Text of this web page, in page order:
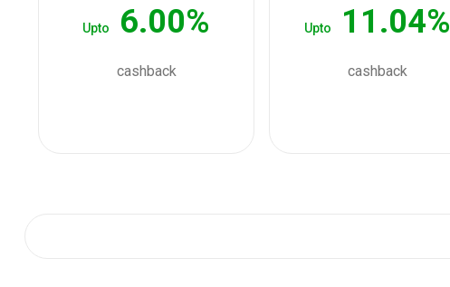
Upto 6.00%
cashback
Upto 11.04%
cashback